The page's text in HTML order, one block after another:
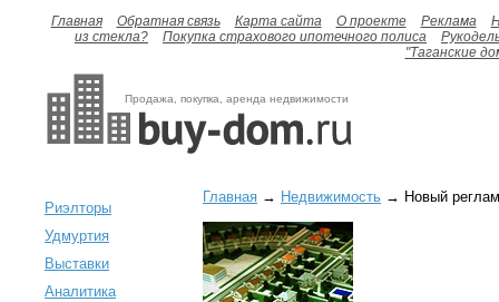
Главная Обратная связь Карта сайта О проекте Реклама
из стекла?
Покупка страхового ипотечного полиса
"Таганские
Продажа, покупка, аренда недвижимости
Риэлторы
Удмуртия
Выставки
Аналитика
Главная → Недвижимость → Новый